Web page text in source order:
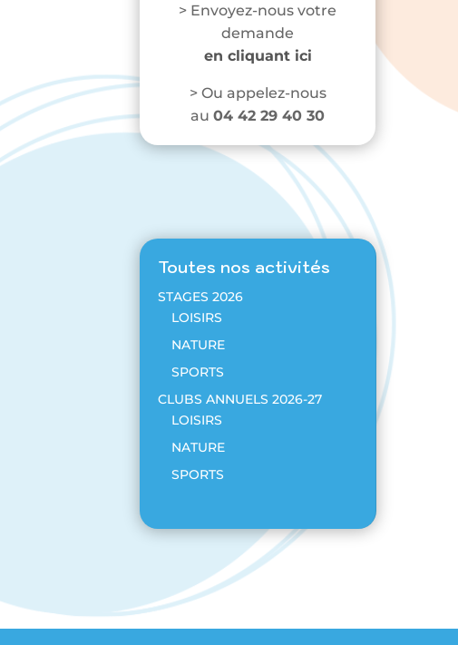
> Envoyez-nous votre
demande
en cliquant ici
> Ou appelez-nous
au04 42 29 40 30
Toutes nos activités
STAGES 2026
LOISIRS
NATURE
SPORTS
CLUBS ANNUELS 2026-27
LOISIRS
NATURE
SPORTS